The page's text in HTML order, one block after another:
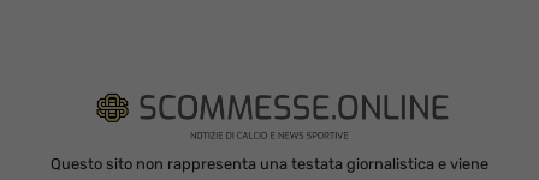
Questo sito non rappresenta una testata giornalistica e viene